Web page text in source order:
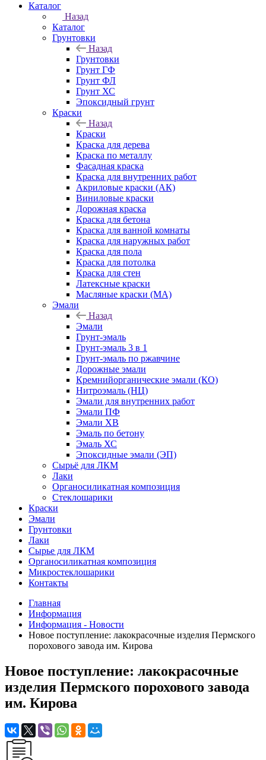
Каталог
Назад
Каталог
Грунтовки
Назад
Грунтовки
Грунт ГФ
Грунт ФЛ
Грунт ХС
Эпоксидный грунт
Краски
Назад
Краски
Краска для дерева
Краска по металлу
Фасадная краска
Краска для внутренних работ
Акриловые краски (АК)
Виниловые краски
Дорожная краска
Краска для бетона
Краска для ванной комнаты
Краска для наружных работ
Краска для пола
Краска для потолка
Краска для стен
Латексные краски
Масляные краски (МА)
Эмали
Назад
Эмали
Грунт-эмаль
Грунт-эмаль 3 в 1
Грунт-эмаль по ржавчине
Дорожные эмали
Кремнийорганические эмали (КО)
Нитроэмаль (НЦ)
Эмали для внутренних работ
Эмали ПФ
Эмали ХВ
Эмаль по бетону
Эмаль ХС
Эпоксидные эмали (ЭП)
Сырьё для ЛКМ
Лаки
Органосиликатная композиция
Стеклошарики
Краски
Эмали
Грунтовки
Лаки
Сырье для ЛКМ
Органосиликатная композиция
Микростеклошарики
Контакты
Главная
Информация
Информация - Новости
Новое поступление: лакокрасочные изделия Пермского
порохового завода им. Кирова
Новое поступление: лакокрасочные
изделия Пермского порохового завода
им. Кирова